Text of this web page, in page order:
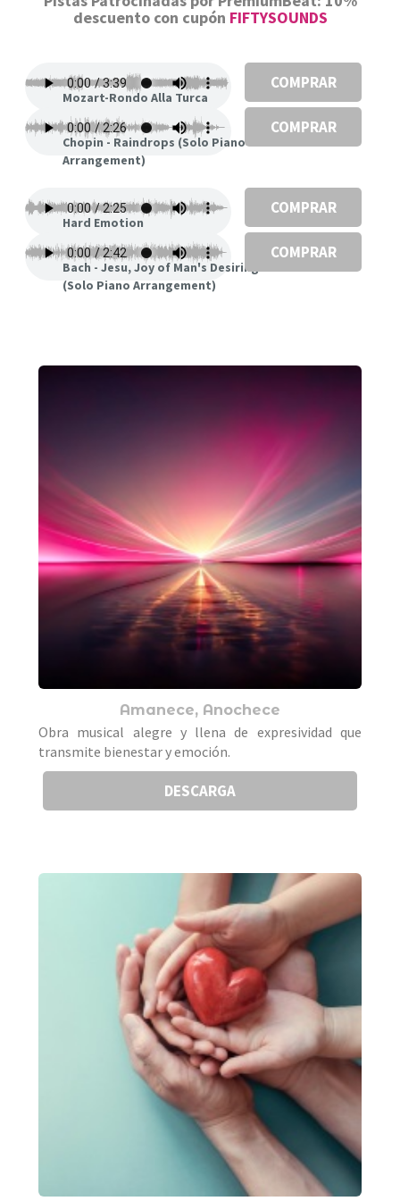
descuento con cupón FIFTYSOUNDS
Mozart-Rondo Alla Turca
COMPRAR
Chopin - Raindrops (Solo Piano
Arrangement)
COMPRAR
Hard Emotion
COMPRAR
Bach - Jesu, Joy of Man's Desiring
(Solo Piano Arrangement)
COMPRAR
Amanece, Anochece
Obra musical alegre y llena de expresividad que
transmite bienestar y emoción.
DESCARGA